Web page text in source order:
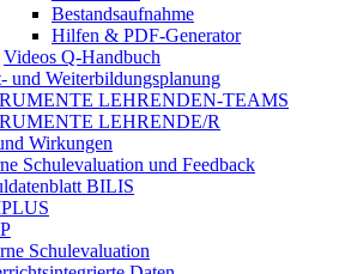
Bestandsaufnahme
Hilfen & PDF-Generator
Videos Q-Handbuch
und Weiterbildungsplanung
LEHRENDEN-TEAMS
LEHRENDE/R
Wirkungen
Schulevaluation und Feedback
BILIS
Schulevaluation